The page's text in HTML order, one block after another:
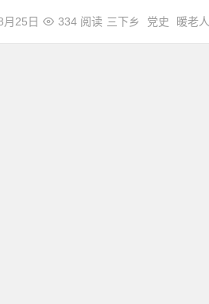
月25日 334 阅读 三下乡 党史 暖老人